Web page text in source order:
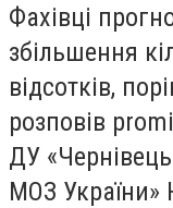
Фахівці
збільшення
відсотків,
розповів
ДУ
МОЗ України»